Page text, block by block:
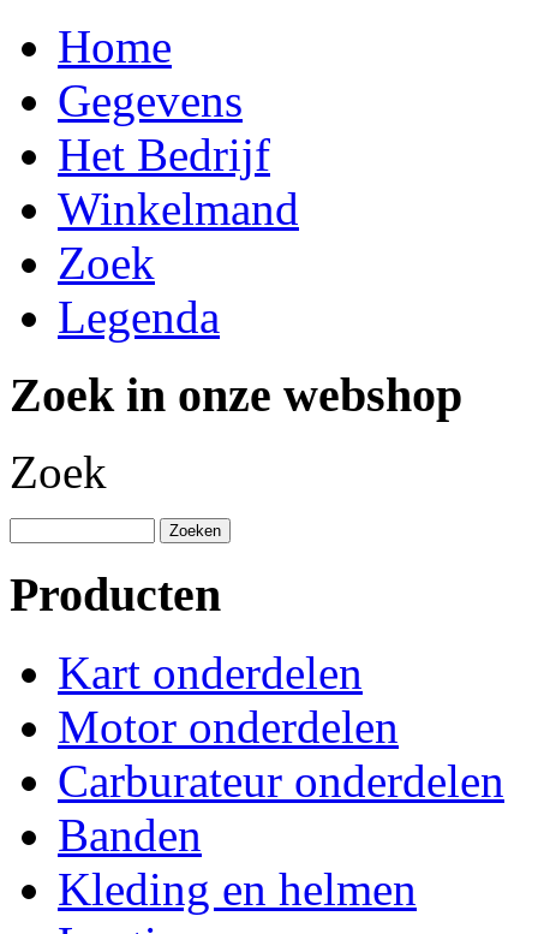
Home
Gegevens
Het Bedrijf
Winkelmand
Zoek
Legenda
Zoek in onze webshop
Zoek
Producten
Kart onderdelen
Motor onderdelen
Carburateur onderdelen
Banden
Kleding en helmen